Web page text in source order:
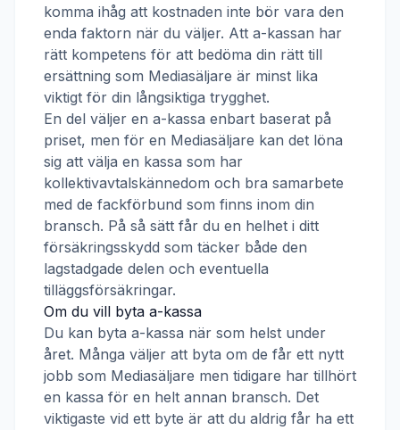
komma ihåg att kostnaden inte bör vara den
enda faktorn när du väljer. Att a-kassan har
rätt kompetens för att bedöma din rätt till
ersättning som Mediasäljare är minst lika
viktigt för din långsiktiga trygghet.
En del väljer en a-kassa enbart baserat på
priset, men för en Mediasäljare kan det löna
sig att välja en kassa som har
kollektivavtalskännedom och bra samarbete
med de fackförbund som finns inom din
bransch. På så sätt får du en helhet i ditt
försäkringsskydd som täcker både den
lagstadgade delen och eventuella
tilläggsförsäkringar.
Om du vill byta a-kassa
Du kan byta a-kassa när som helst under
året. Många väljer att byta om de får ett nytt
jobb som Mediasäljare men tidigare har tillhört
en kassa för en helt annan bransch. Det
viktigaste vid ett byte är att du aldrig får ha ett